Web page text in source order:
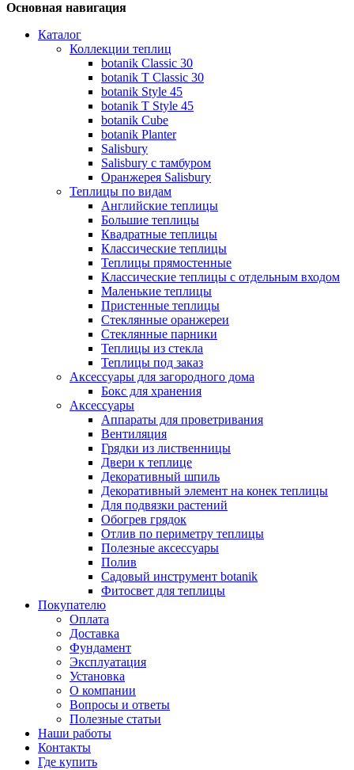
Основная навигация
Каталог
Коллекции теплиц
botanik Classic 30
botanik T Classic 30
botanik Style 45
botanik Т Style 45
botanik Cube
botanik Planter
Salisbury
Salisbury с тамбуром
Оранжерея Salisbury
Теплицы по видам
Английские теплицы
Большие теплицы
Квадратные теплицы
Классические теплицы
Теплицы прямостенные
Классические теплицы с отдельным входом
Маленькие теплицы
Пристенные теплицы
Стеклянные оранжереи
Стеклянные парники
Теплицы из стекла
Теплицы под заказ
Аксессуары для загородного дома
Бокс для хранения
Аксессуары
Аппараты для проветривания
Вентиляция
Грядки из лиственницы
Двери к теплице
Декоративный шпиль
Декоративный элемент на конек теплицы
Для подвязки растений
Обогрев грядок
Отлив по периметру теплицы
Полезные аксессуары
Полив
Садовый инструмент botanik
Фитосвет для теплицы
Покупателю
Оплата
Доставка
Фундамент
Эксплуатация
Установка
О компании
Вопросы и ответы
Полезные статьи
Наши работы
Контакты
Где купить